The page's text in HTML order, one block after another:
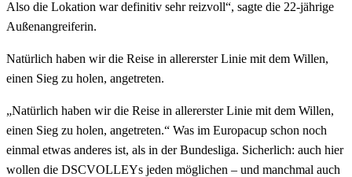
Also die Lokation war definitiv sehr reizvoll“, sagte die 22-jährige
Außenangreiferin.
Natürlich haben wir die Reise in allererster Linie mit dem Willen,
einen Sieg zu holen, angetreten.
„Natürlich haben wir die Reise in allererster Linie mit dem Willen,
einen Sieg zu holen, angetreten.“ Was im Europacup schon noch
einmal etwas anderes ist, als in der Bundesliga. Sicherlich: auch hier
wollen die DSCVOLLEYs jeden möglichen – und manchmal auch